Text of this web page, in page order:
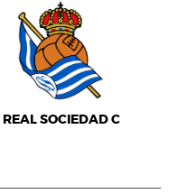
REAL SOCIEDAD C